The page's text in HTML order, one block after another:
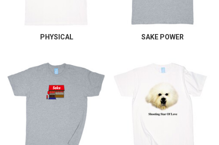
PHYSICAL SAKE POWER